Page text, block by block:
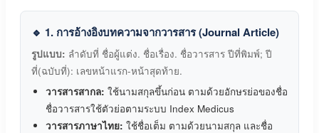
🔹 1. การอ้างอิงบทความจากวารสาร (Journal Article)
รูปแบบ: ลำดับที่ ชื่อผู้แต่ง. ชื่อเรื่อง. ชื่อวารสาร ปีที่พิมพ์; ปี
ที่(ฉบับที่): เลขหน้าแรก-หน้าสุดท้าย.
วารสารสากล: ใช้นามสกุลขึ้นก่อน ตามด้วยอักษรย่อของชื่อ
ชื่อวารสารใช้ตัวย่อตามระบบ Index Medicus
วารสารภาษาไทย: ใช้ชื่อเต็ม ตามด้วยนามสกุล และชื่อ